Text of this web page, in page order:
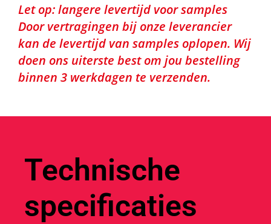
Let op: langere levertijd voor samples
Door vertragingen bij onze leverancier
kan de levertijd van samples oplopen. Wij
doen ons uiterste best om jou bestelling
binnen 3 werkdagen te verzenden.
Technische
specificaties